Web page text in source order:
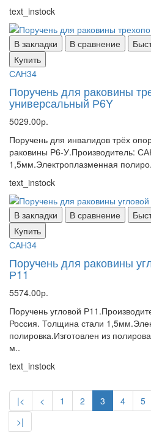
text_instock
В закладки В сравнение
Купить
САН34
Поручень для раковины
универсальный Р6Y
5029.00р.
Поручень для инвалидов трёх
раковины Р6-У.Производитель:
1,5мм.Электроплазменная
text_instock
В закладки В сравнение
Купить
САН34
Поручень для раковины
Р11
5574.00р.
Поручень угловой
Россия. Толщина стали
полировка.Изготовлен из
м..
text_instock
|< < 1 2 3 4 5
>|